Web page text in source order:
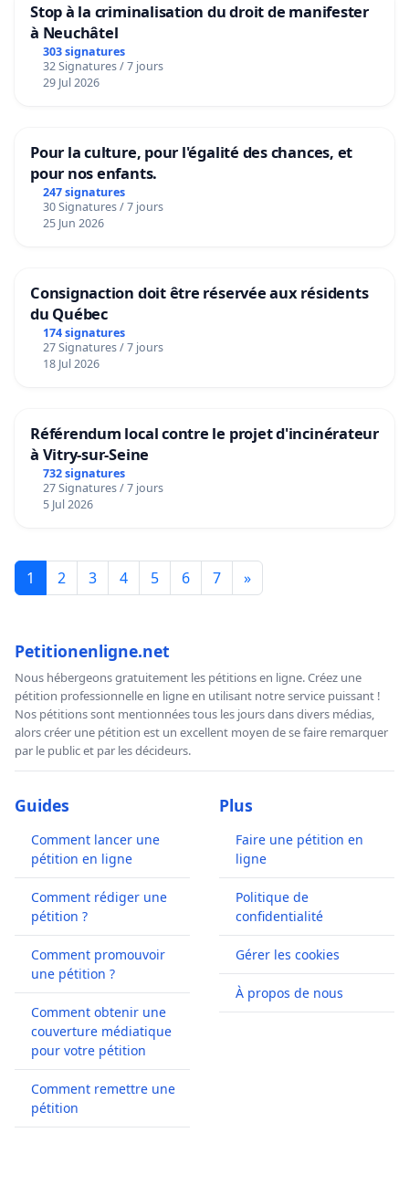
Stop à la criminalisation du droit de manifester
à Neuchâtel
303 signatures
32 Signatures / 7 jours
29 Jul 2026
Pour la culture, pour l'égalité des chances, et
pour nos enfants.
247 signatures
30 Signatures / 7 jours
25 Jun 2026
Consignaction doit être réservée aux résidents
du Québec
174 signatures
27 Signatures / 7 jours
18 Jul 2026
Référendum local contre le projet d'incinérateur
à Vitry-sur-Seine
732 signatures
27 Signatures / 7 jours
5 Jul 2026
1 2 3 4 5 6 7 »
Petitionenligne.net
Nous hébergeons gratuitement les pétitions en ligne. Créez une
pétition professionnelle en ligne en utilisant notre service puissant !
Nos pétitions sont mentionnées tous les jours dans divers médias,
alors créer une pétition est un excellent moyen de se faire remarquer
par le public et par les décideurs.
Guides
Comment lancer une
pétition en ligne
Comment rédiger une
pétition ?
Comment promouvoir
une pétition ?
Comment obtenir une
couverture médiatique
pour votre pétition
Comment remettre une
pétition
Plus
Faire une pétition en
ligne
Politique de
confidentialité
Gérer les cookies
À propos de nous